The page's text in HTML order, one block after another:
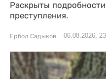
Раскрыты
преступления.
Ербол Садыков 06.08.2026,